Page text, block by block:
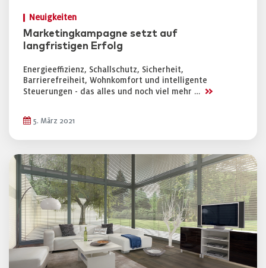
Neuigkeiten
Marketingkampagne setzt auf
langfristigen Erfolg
Energieeffizienz, Schallschutz, Sicherheit,
Barrierefreiheit, Wohnkomfort und intelligente
Steuerungen - das alles und noch viel mehr … >>
5. März 2021